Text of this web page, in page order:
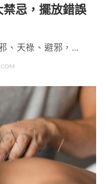
忌，擺放錯誤
、天祿、避邪，…